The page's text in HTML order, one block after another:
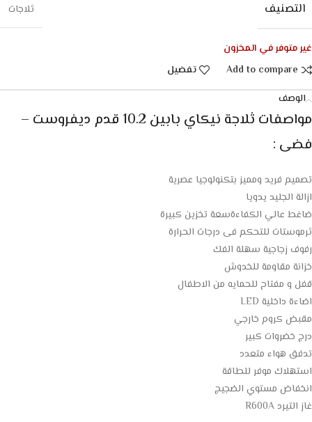
التصنيف ثلاجات
غير متوفر في المخزون
Add to compare
تفضيل
الوصف
مواصفات ثلاجة نيكاي بابين 10.2 قدم ديفروست –
فضى :
تصميم فريد ومميز بتكنولوجيا عصرية
ازالة الجليد يدويا
ضاغط عالي الكفاءةسعة تخزين كبيرة
ثرموستات للتحكم فى درجات الحرارة
رفوف زجاجية سهلة الفك
خزانة مقاومة للخدوش
قفل و مفتاح للحمايه من الاطفال
اضاءة داخلية LED
مقبض كروم خارجي
درج خضروات كبير
تدفق هواء متعدد
استهلاك موفر للطاقة
انخفاض مستوي الضجيج
غاز التيرد R600A